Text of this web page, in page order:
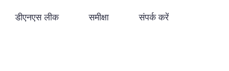
डीएनएस लीक समीक्षा संपर्क करें